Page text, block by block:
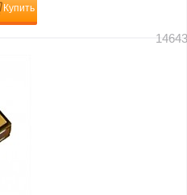
Купить